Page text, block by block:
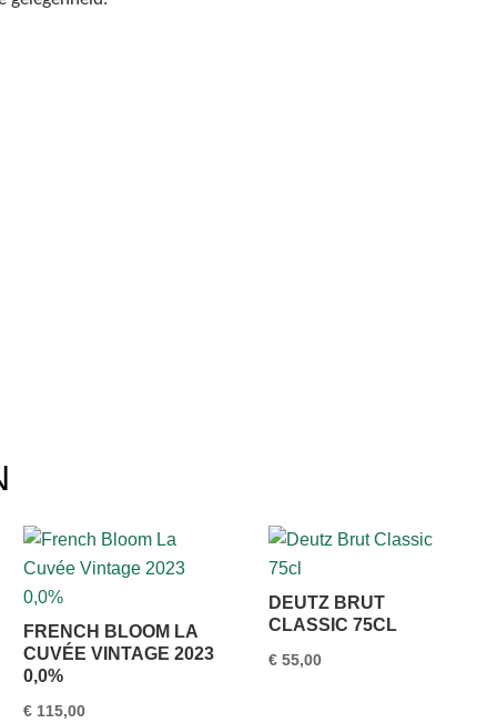
FRENCH BLOOM LA
CUVÉE VINTAGE 2023
0,0%
€ 115,00
DEUTZ BRUT
CLASSIC 75CL
€55,00